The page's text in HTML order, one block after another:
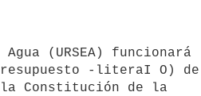
-literaI O) de
Constitución de la